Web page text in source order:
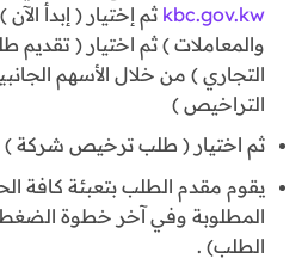
kbc.gov.kw ثم إختيار ( إبدأ
والمعاملات ) ثم اختيار (
التجاري ) من خلال الأسهم
التراخيص )
ثم اختيار ( طلب ترخيص شركة )
يقوم مقدم الطلب بتعبئة كافة
المطلوبة وفي آخر خطوة
الطلب) .